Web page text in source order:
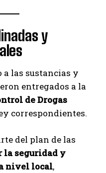
y
a las sustancias y
entregados a la
de Drogas
correspondientes.
del plan de las
la seguridad y
nivel local,